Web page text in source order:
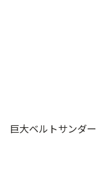
巨大ベルトサンダー